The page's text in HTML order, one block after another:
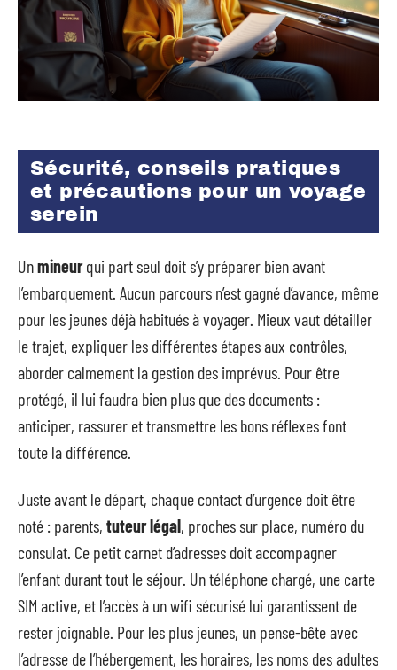
Sécurité, conseils pratiques
et précautions pour un voyage
serein
Unmineurqui part seul doit s’y préparer bien avant
l’embarquement. Aucun parcours n’est gagné d’avance, même
pour les jeunes déjà habitués à voyager. Mieux vaut détailler
le trajet, expliquer les différentes étapes aux contrôles,
aborder calmement la gestion des imprévus. Pour être
protégé, il lui faudra bien plus que des documents :
anticiper, rassurer et transmettre les bons réflexes font
toute la différence.
Juste avant le départ, chaque contact d’urgence doit être
noté : parents, tuteur légal, proches sur place, numéro du
consulat. Ce petit carnet d’adresses doit accompagner
l’enfant durant tout le séjour. Un téléphone chargé, une carte
SIM active, et l’accès à un wifi sécurisé lui garantissent de
rester joignable. Pour les plus jeunes, un pense-bête avec
l’adresse de l’hébergement, les horaires, les noms des adultes